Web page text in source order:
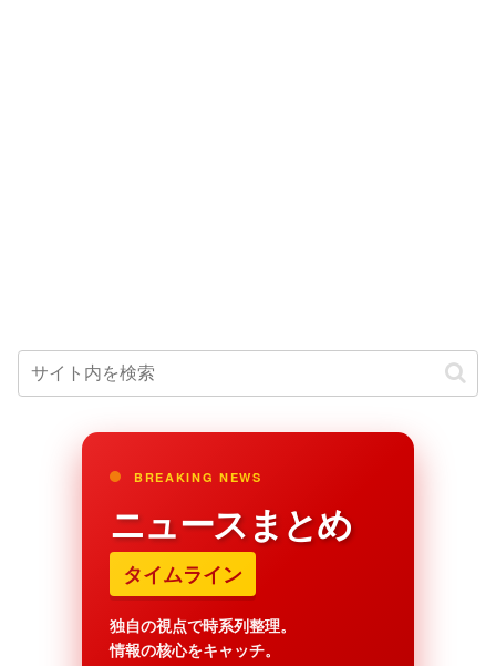
BREAKING NEWS
ニュースまとめ
タイムライン
独自の視点で時系列整理。
情報の核心をキャッチ。